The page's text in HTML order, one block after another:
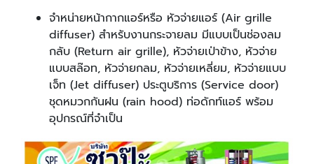
จำหน่ายหน้ากากแอร์หรือ หัวจ่ายแอร์ (Air grille
diffuser) สำหรับงานกระจายลม มีแบบเป็นช่องลม
กลับ (Return air grille), หัวจ่ายเป่าข้าง, หัวจ่าย
แบบสล๊อท, หัวจ่ายกลม, หัวจ่ายเหลี่ยม, หัวจ่ายแบบ
เจ็ท (Jet diffuser) ประตูบริการ (Service door)
ชุดหมวกกันฝน (rain hood) ท่อดักท์แอร์ พร้อม
อุปกรณ์ที่จำเป็น